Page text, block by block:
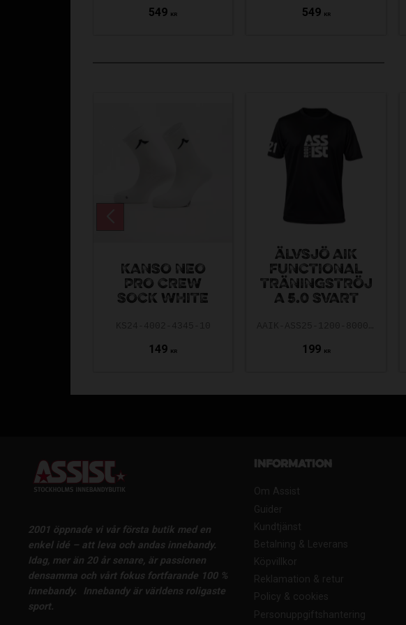
549 KR 549 KR
KANSO NEO
PRO CREW
SOCK WHITE
149 KR
ÄLVSJÖ AIK
FUNCTIONAL
TRÄNINGSTRÖJ
A 5.0 SVART
199 KR
2001 öppnade vi vår första butik med en
enkel idé – att leva och andas innebandy.
Idag, mer än 20 år senare, är passionen
densamma och vårt fokus fortfarande 100 %
innebandy.
Innebandy är världens roligaste
sport.
Information
Om Assist
Guider
Kundtjänst
Betalning & Leverans
Köpvillkor
Reklamation & retur
Policy & cookies
Personuppgiftshantering